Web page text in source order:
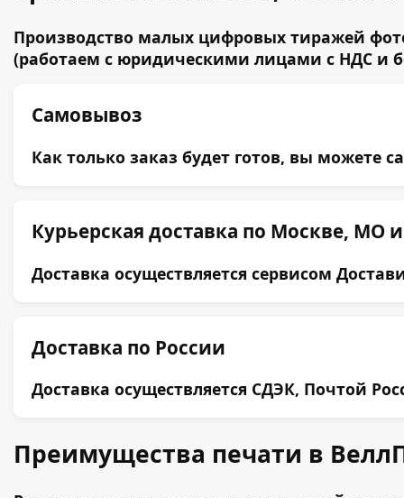
Производство малых цифровых тиражей
(работаем с юридическими лицами с НДС и
Самовывоз
Как только заказ будет готов, вы можете
Курьерская доставка по Москве, МО
Доставка осуществляется сервисом
Доставка по России
Доставка осуществляется СДЭК, Почтой
Преимущества печати в